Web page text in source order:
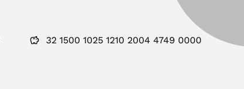
32 1500 1025 1210 2004 4749 0000